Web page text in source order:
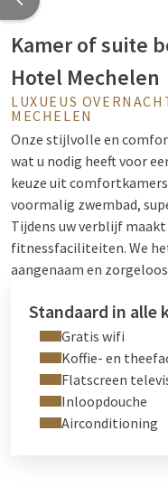
Kamer of suite
Hotel Mechelen
LUXUEUS
MECHELEN
Onze stijlvolle en
wat u nodig heeft voor
keuze uit
voormalig zwembad,
Tijdens uw verblijf
fitnessfaciliteiten. We
aangenaam en
Standaard in alle
Gratis wifi
Koffie- en
Flatscreen
Inloopdouche
Airconditioning